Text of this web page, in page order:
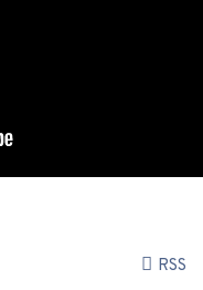
RSS